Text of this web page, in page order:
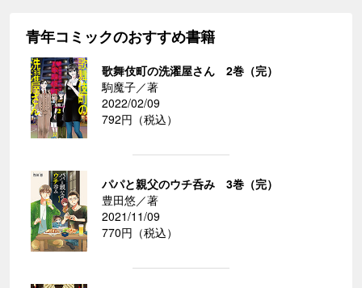
青年コミックのおすすめ書籍
歌舞伎町の洗濯屋さん 2巻（完）
駒魔子／著
2022/02/09
792円（税込）
パパと親父のウチ呑み 3巻（完）
豊田悠／著
2021/11/09
770円（税込）